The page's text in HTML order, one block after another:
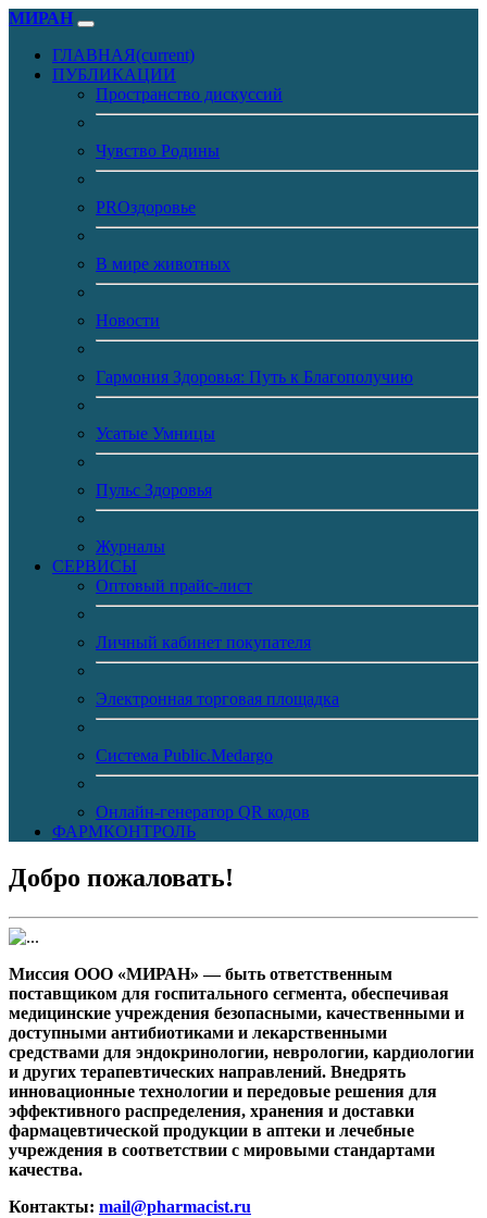
МИРАН
ГЛАВНАЯ(current)
ПУБЛИКАЦИИ
Пространство дискуссий
Чувство Родины
PROздоровье
В мире животных
Новости
Гармония Здоровья: Путь к Благополучию
Усатые Умницы
Пульс Здоровья
Журналы
CЕРВИСЫ
Оптовый прайс-лист
Личный кабинет покупателя
Электронная торговая площадка
Система Public.Medargo
Онлайн-генератор QR кодов
ФАРМКОНТРОЛЬ
Добро пожаловать!
Миссия ООО «МИРАН» — быть ответственным
поставщиком для госпитального сегмента, обеспечивая
медицинские учреждения безопасными, качественными и
доступными антибиотиками и лекарственными
средствами для эндокринологии, неврологии, кардиологии
и других терапевтических направлений. Внедрять
инновационные технологии и передовые решения для
эффективного распределения, хранения и доставки
фармацевтической продукции в аптеки и лечебные
учреждения в соответствии с мировыми стандартами
качества.
Контакты: mail@pharmacist.ru